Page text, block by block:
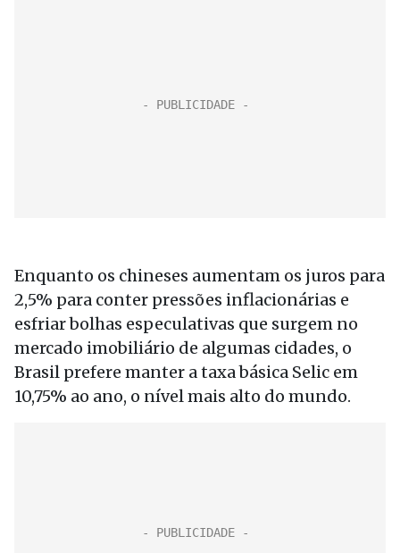
Enquanto os chineses aumentam os juros para
2,5% para conter pressões inflacionárias e
esfriar bolhas especulativas que surgem no
mercado imobiliário de algumas cidades, o
Brasil prefere manter a taxa básica Selic em
10,75% ao ano, o nível mais alto do mundo.